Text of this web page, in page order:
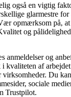
også en vigtig
glarmestre for
opmærksom på,
og
anmeldelser og
kvaliteten af
virksomheder. Du
sociale
Trustpilot.